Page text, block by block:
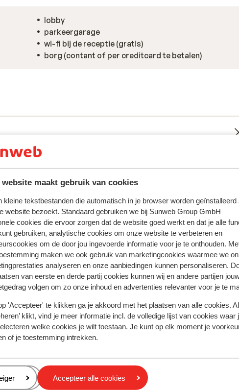
website maakt gebruik van cookies
kleine tekstbestanden die automatisch in je browser worden geïnstalleerd
website bezoekt. Standaard gebruiken we bij Sunweb Group GmbH
cookies die ervoor zorgen dat de website goed werkt en dat je alle
gebruiken, analytische cookies om onze website te verbeteren en
om de door jou ingevoerde informatie voor je te onthouden.
maken we ook gebruik van marketingcookies waarmee we
analyseren en onze aanbiedingen kunnen personaliseren.
van eerste en derde partij cookies kunnen wij en andere partijen
volgen om zo onze inhoud en advertenties relevanter voor je te
'Accepteer' te klikken ga je akkoord met het plaatsen van alle cookies.
klikt, vind je meer informatie incl. de volledige lijst van cookies waar
welke cookies je wilt toestaan. Je kunt op elk moment je
of je toestemming intrekken.
Accepteer alle cookies
lobby
parkeergarage
wi-fi bij de receptie (gratis)
borg (contant of per creditcard te betalen)
met ons product oprecht weergeven. Meer over reviews
Meest geboekt door met
2026
7.3 Goed
4 apr.
Les voisins du dessus qui jouent au football en
chaussures de ski sans intervention du personnel
plaisir.
Les voisins du dessus qui jouent au football en
chaussures de ski sans intervention du personnel
plaisir.
Vertalen naar het Nederlands (NL)
JFMMet familie